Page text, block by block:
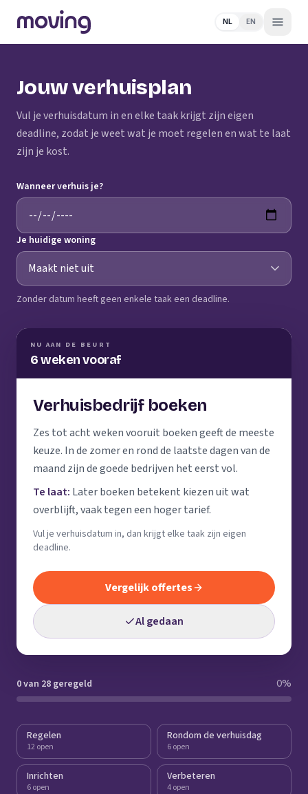
NL EN
Jouw verhuisplan
Vul je verhuisdatum in en elke taak krijgt zijn eigen
deadline, zodat je weet wat je moet regelen en wat te laat
zijn je kost.
Wanneer verhuis je?
Je huidige woning
Zonder datum heeft geen enkele taak een deadline.
NU AAN DE BEURT
6 weken vooraf
Verhuisbedrijf boeken
Zes tot acht weken vooruit boeken geeft de meeste
keuze. In de zomer en rond de laatste dagen van de
maand zijn de goede bedrijven het eerst vol.
Te laat: Later boeken betekent kiezen uit wat
overblijft, vaak tegen een hoger tarief.
Vul je verhuisdatum in, dan krijgt elke taak zijn eigen
deadline.
Vergelijk offertes
Al gedaan
0 van 28 geregeld 0%
Regelen
12 open
Rondom de verhuisdag
6 open
Inrichten
6 open
Verbeteren
4 open